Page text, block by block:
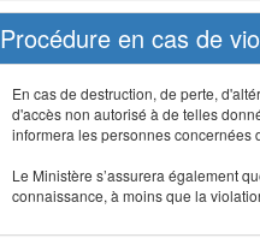
Procédure en cas de
En cas de destruction, de perte,
d'accès non autorisé à de telles
informera les personnes concernées
Le Ministère s’assurera également
connaissance, à moins que la